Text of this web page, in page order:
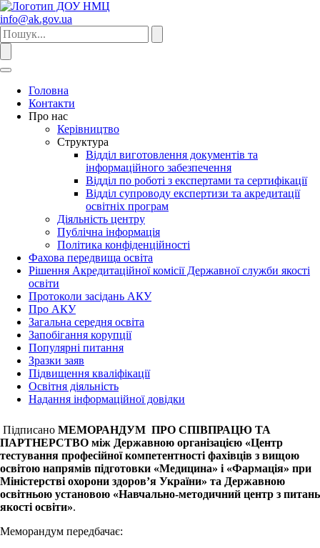
info@ak.gov.ua
Головна
Контакти
Про нас
Керівництво
Структура
Відділ виготовлення документів та
інформаційного забезпечення
Відділ по роботі з експертами та сертифікації
Відділ супроводу експертизи та акредитації
освітніх програм
Діяльність центру
Публічна інформація
Політика конфіденційності
Фахова передвища освіта
Рішення Акредитаційної комісії Державної служби якості
освіти
Протоколи засідань АКУ
Про АКУ
Загальна середня освіта
Запобігання корупції
Популярні питання
Зразки заяв
Підвищення кваліфікації
Освітня діяльність
Надання інформаційної довідки
Підписано МЕМОРАНДУМ ПРО СПІВПРАЦЮ ТА
ПАРТНЕРСТВО між Державною організацією «Центр
тестування професійної компетентності фахівців з вищою
освітою напрямів підготовки «Медицина» і «Фармація» при
Міністерстві охорони здоров’я України» та Державною
освітньою установою «Навчально-методичний центр з питань
якості освіти».
Меморандум передбачає: